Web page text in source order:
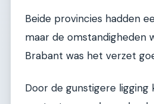
Beide provincies hadden
maar de omstandigheden
Brabant was het verzet
Door de gunstigere